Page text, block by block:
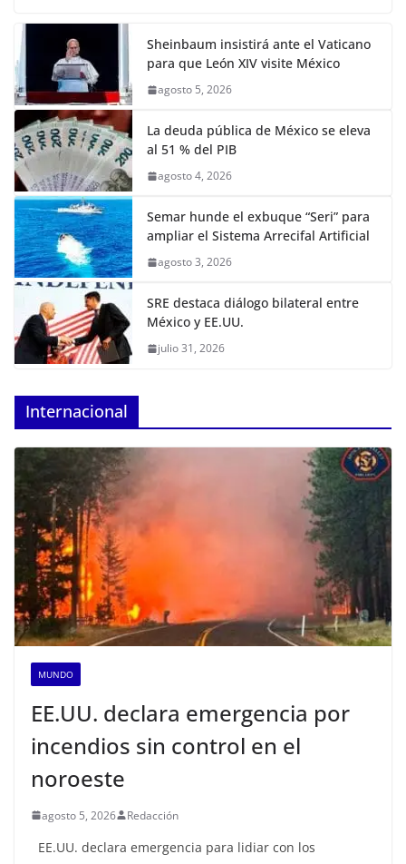
Sheinbaum insistirá ante el Vaticano
para que León XIV visite México
agosto 5, 2026
La deuda pública de México se eleva
al 51 % del PIB
agosto 4, 2026
Semar hunde el exbuque “Seri” para
ampliar el Sistema Arrecifal Artificial
agosto 3, 2026
SRE destaca diálogo bilateral entre
México y EE.UU.
julio 31, 2026
Internacional
MUNDO
EE.UU. declara emergencia por
incendios sin control en el
noroeste
agosto 5, 2026 Redacción
EE.UU. declara emergencia para lidiar con los